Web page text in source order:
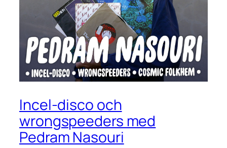
Incel-disco och
wrongspeeders med
Pedram Nasouri